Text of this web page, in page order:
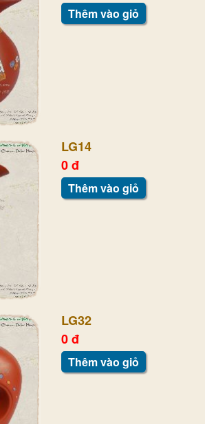
Thêm vào giỏ
LG14
0 đ
Thêm vào giỏ
LG32
0 đ
Thêm vào giỏ